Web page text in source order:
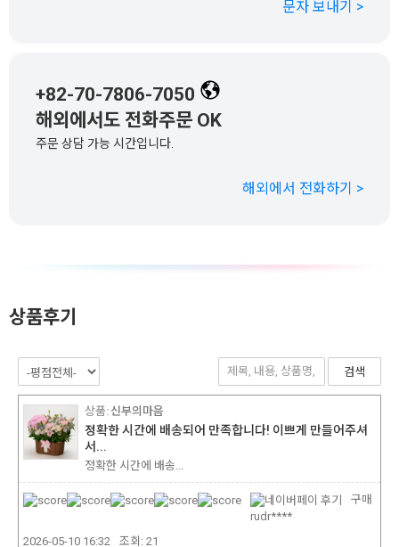
문자 보내기 >
+82-70-7806-7050
해외에서도 전화주문 OK
주문 상담 가능 시간입니다.
해외에서 전화하기 >
상품후기